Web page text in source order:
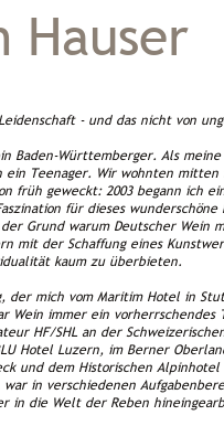
Hauser
- und das nicht von
Baden-Württemberger. Als
ein Teenager. Wir wohnten
früh geweckt: 2003 begann ich
für dieses
Grund warum Deutscher Wein
mit der Schaffung eines
kaum zu überbieten.
der mich vom Maritim Hotel in
Wein immer ein
HF/SHL an der
Hotel Luzern, im Berner
und dem Historischen
in verschiedenen
in die Welt der Reben